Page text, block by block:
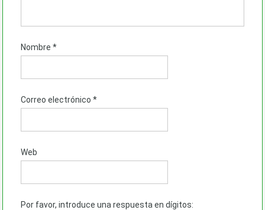
Nombre *
Correo electrónico *
Web
Por favor, introduce una respuesta en dígitos: